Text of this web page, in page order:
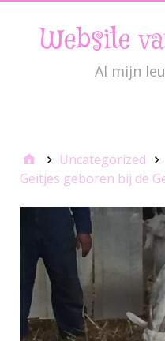
Website
Al mijn
Uncategorized
Geitjes geboren bij de